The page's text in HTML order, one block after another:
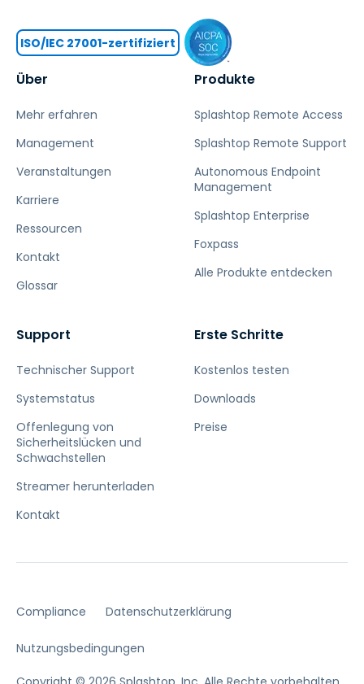
Über
Mehr erfahren
Management
Veranstaltungen
Karriere
Ressourcen
Kontakt
Glossar
Produkte
Splashtop Remote Access
Splashtop Remote Support
Autonomous Endpoint
Management
Splashtop Enterprise
Foxpass
Alle Produkte entdecken
Support
Technischer Support
Systemstatus
Offenlegung von
Sicherheitslücken und
Schwachstellen
Streamer herunterladen
Kontakt
Erste Schritte
Kostenlos testen
Downloads
Preise
ISO/IEC 27001-zertifiziert
Compliance Datenschutzerklärung
Nutzungsbedingungen